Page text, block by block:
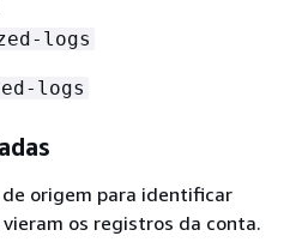
logs
logs
de origem para identificar
os registros da conta.